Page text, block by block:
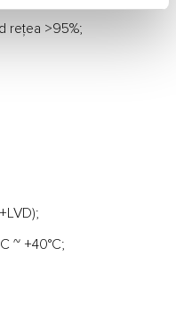
rețea >95%;
~ +40°C;